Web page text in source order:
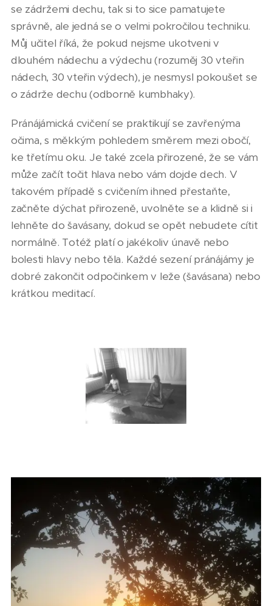
se zádržemi dechu, tak si to sice pamatujete
správně, ale jedná se o velmi pokročilou techniku.
Můj učitel říká, že pokud nejsme ukotveni v
dlouhém nádechu a výdechu (rozuměj 30 vteřin
nádech, 30 vteřin výdech), je nesmysl pokoušet se
o zádrže dechu (odborně kumbhaky).
Pránájámická cvičení se praktikují se zavřenýma
očima, s měkkým pohledem směrem mezi obočí,
ke třetímu oku. Je také zcela přirozené, že se vám
může začít točit hlava nebo vám dojde dech. V
takovém případě s cvičením ihned přestaňte,
začněte dýchat přirozeně, uvolněte se a klidně si i
lehněte do šavásany, dokud se opět nebudete cítit
normálně. Totéž platí o jakékoliv únavě nebo
bolesti hlavy nebo těla. Každé sezení pránájámy je
dobré zakončit odpočinkem v leže (šavásana) nebo
krátkou meditací.